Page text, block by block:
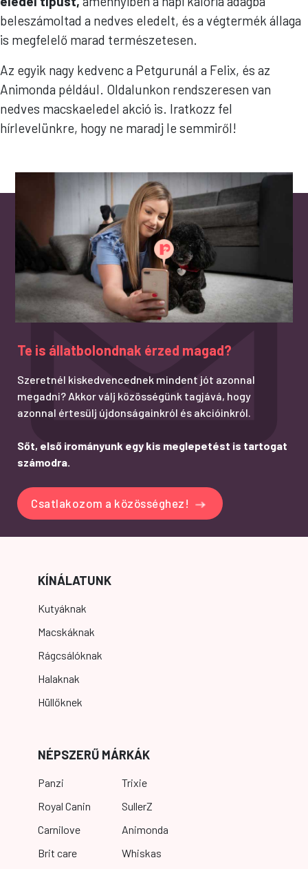
beleszámoltad a nedves eledelt, és a végtermék állaga
is megfelelő marad természetesen.
Az egyik nagy kedvenc a Petgurunál a Felix, és az
Animonda például. Oldalunkon rendszeresen van
nedves macskaeledel akció is. Iratkozz fel
hírlevelünkre, hogy ne maradj le semmiről!
Te is állatbolondnak érzed magad?
Szeretnél kiskedvencednek mindent jót azonnal
megadni? Akkor válj közösségünk tagjává, hogy
azonnal értesülj újdonságainkról és akcióinkról.
Sőt, első irományunk egy kis meglepetést is tartogat
számodra.
Csatlakozom a közösséghez!
KÍNÁLATUNK
Kutyáknak
Macskáknak
Rágcsálóknak
Halaknak
Hüllőknek
NÉPSZERŰ MÁRKÁK
Panzi
Royal Canin
Carnilove
Brit care
Trixie
SullerZ
Animonda
Whiskas